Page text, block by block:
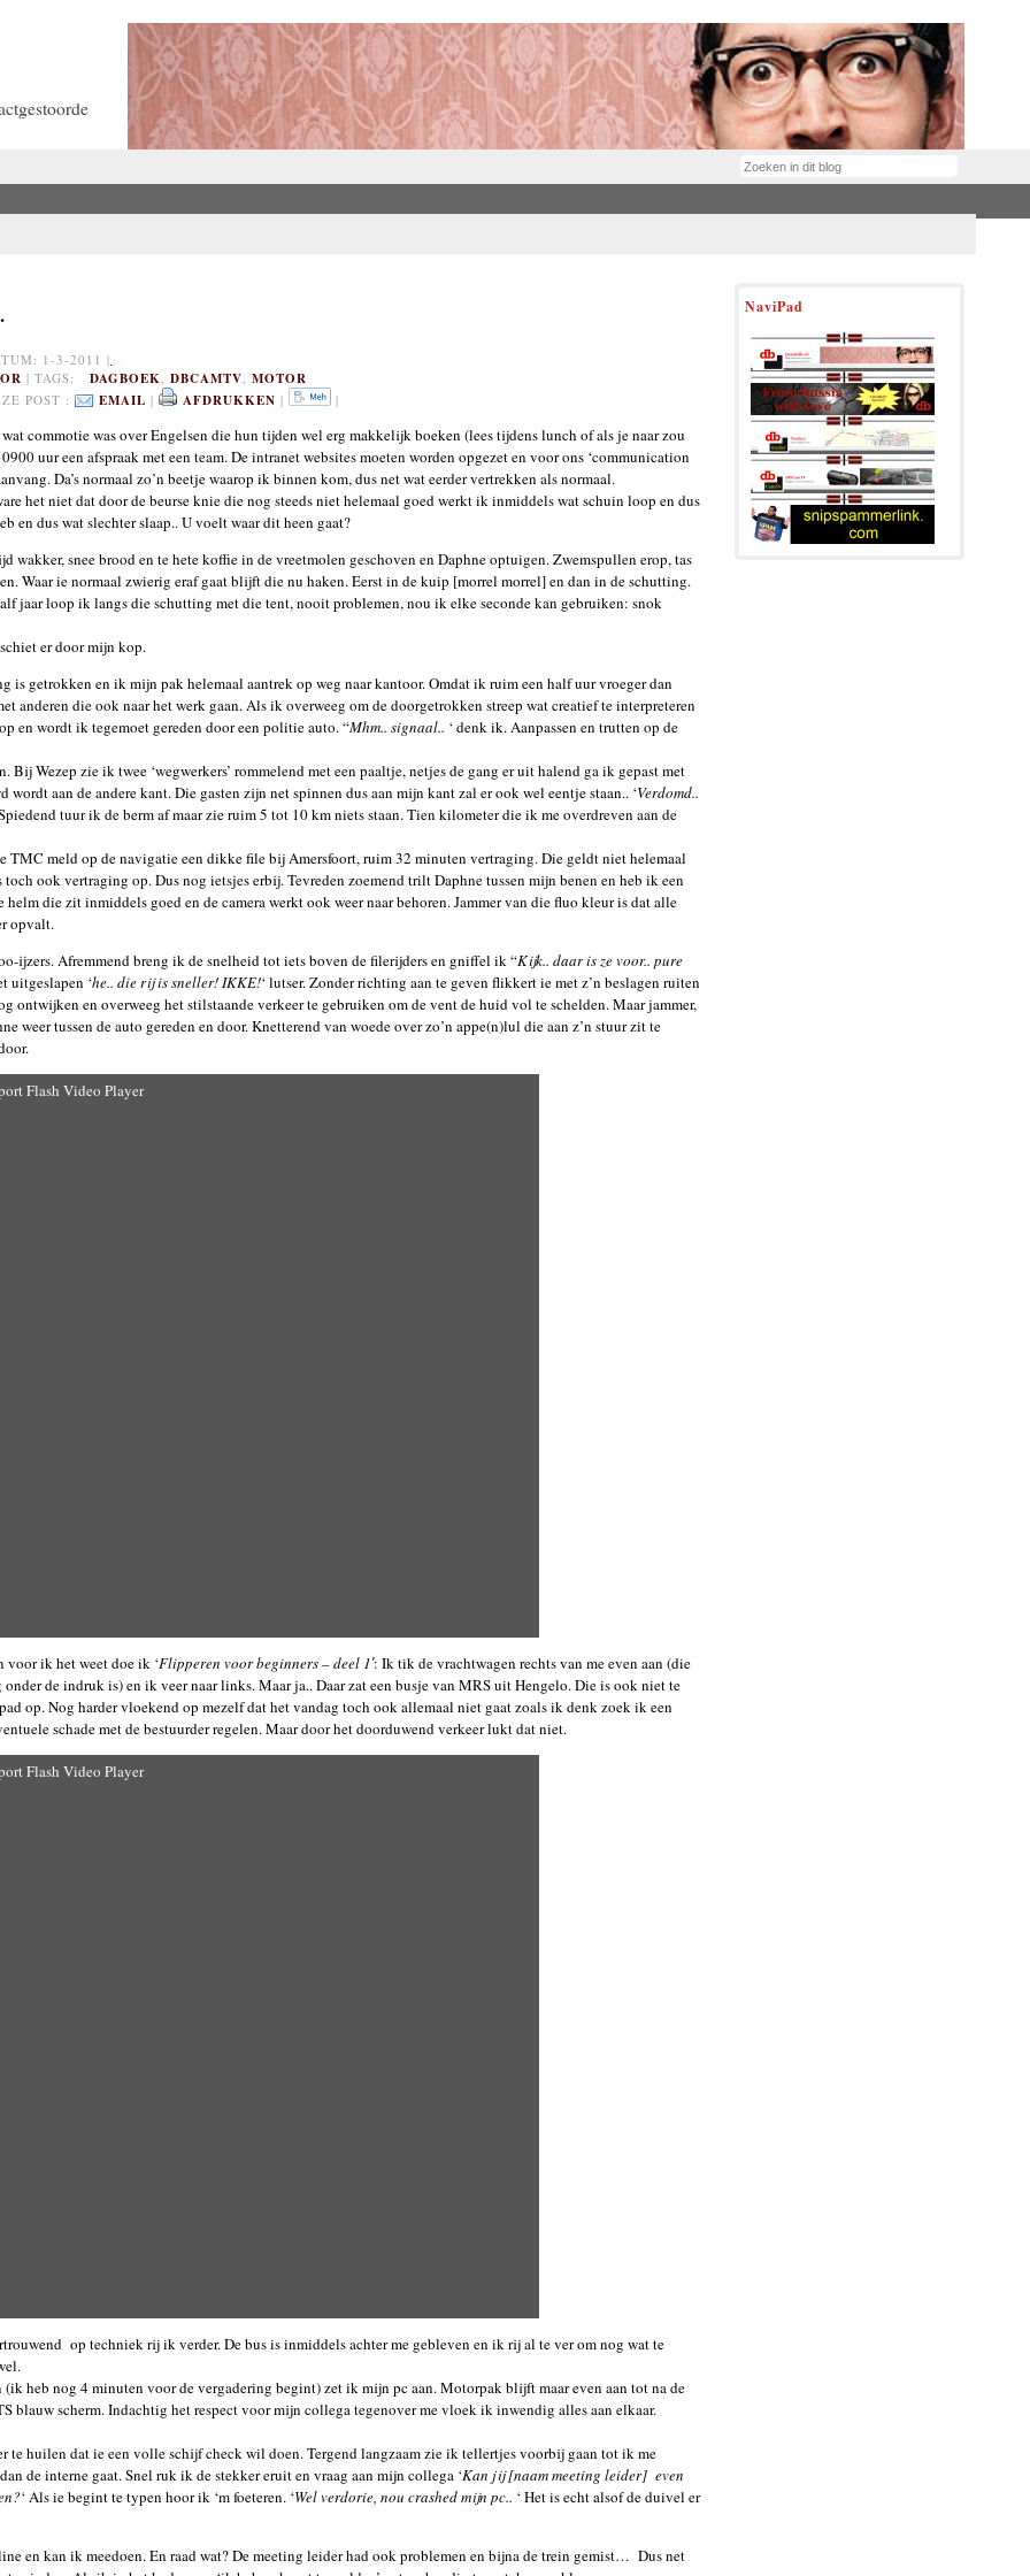
1-3-2011 |
| TAGS: DAGBOEK, DBCAMTV, MOTOR
POST : EMAIL | AFDRUKKEN | |
commotie was over Engelsen die hun tijden wel erg makkelijk boeken (lees tijdens lunch of als je naar zou
uur een afspraak met een team. De intranet websites moeten worden opgezet en voor ons ‘communication
Da’s normaal zo’n beetje waarop ik binnen kom, dus net wat eerder vertrekken als normaal.
het niet dat door de beurse knie die nog steeds niet helemaal goed werkt ik inmiddels wat schuin loop en dus
en dus wat slechter slaap.. U voelt waar dit heen gaat?
wakker, snee brood en te hete koffie in de vreetmolen geschoven en Daphne optuigen. Zwemspullen erop, tas
Waar ie normaal zwierig eraf gaat blijft die nu haken. Eerst in de kuip [morrel morrel] en dan in de schutting.
jaar loop ik langs die schutting met die tent, nooit problemen, nou ik elke seconde kan gebruiken: snok
er door mijn kop.
is getrokken en ik mijn pak helemaal aantrek op weg naar kantoor. Omdat ik ruim een half uur vroeger dan
anderen die ook naar het werk gaan. Als ik overweeg om de doorgetrokken streep wat creatief te interpreteren
en wordt ik tegemoet gereden door een politie auto. “Mhm.. signaal.. ‘ denk ik. Aanpassen en trutten op de
Bij Wezep zie ik twee ‘wegwerkers’ rommelend met een paaltje, netjes de gang er uit halend ga ik gepast met
wordt aan de andere kant. Die gasten zijn net spinnen dus aan mijn kant zal er ook wel eentje staan.. ‘Verdomd..
tuur ik de berm af maar zie ruim 5 tot 10 km niets staan. Tien kilometer die ik me overdreven aan de
TMC meld op de navigatie een dikke file bij Amersfoort, ruim 32 minuten vertraging. Die geldt niet helemaal
ook vertraging op. Dus nog ietsjes erbij. Tevreden zoemend trilt Daphne tussen mijn benen en heb ik een
die zit inmiddels goed en de camera werkt ook weer naar behoren. Jammer van die fluo kleur is dat alle
opvalt.
ijzers. Afremmend breng ik de snelheid tot iets boven de filerijders en gniffel ik “Kijk.. daar is ze voor.. pure
uitgeslapen ‘he.. die rij is sneller! IKKE!‘ lutser. Zonder richting aan te geven flikkert ie met z’n beslagen ruiten
ontwijken en overweeg het stilstaande verkeer te gebruiken om de vent de huid vol te schelden. Maar jammer,
weer tussen de auto gereden en door. Knetterend van woede over zo’n appe(n)lul die aan z’n stuur zit te
Flash Video Player
voor ik het weet doe ik ‘Flipperen voor beginners – deel 1′: Ik tik de vrachtwagen rechts van me even aan (die
de indruk is) en ik veer naar links. Maar ja.. Daar zat een busje van MRS uit Hengelo. Die is ook niet te
op. Nog harder vloekend op mezelf dat het vandag toch ook allemaal niet gaat zoals ik denk zoek ik een
schade met de bestuurder regelen. Maar door het doorduwend verkeer lukt dat niet.
Flash Video Player
op techniek rij ik verder. De bus is inmiddels achter me gebleven en ik rij al te ver om nog wat te
heb nog 4 minuten voor de vergadering begint) zet ik mijn pc aan. Motorpak blijft maar even aan tot na de
blauw scherm. Indachtig het respect voor mijn collega tegenover me vloek ik inwendig alles aan elkaar.
te huilen dat ie een volle schijf check wil doen. Tergend langzaam zie ik tellertjes voorbij gaan tot ik me
de interne gaat. Snel ruk ik de stekker eruit en vraag aan mijn collega ‘Kan jij [naam meeting leider] even
‘ Als ie begint te typen hoor ik ‘m foeteren. ‘Wel verdorie, nou crashed mijn pc.. ‘ Het is echt alsof de duivel er
en kan ik meedoen. En raad wat? De meeting leider had ook problemen en bijna de trein gemist… Dus net
NaviPad